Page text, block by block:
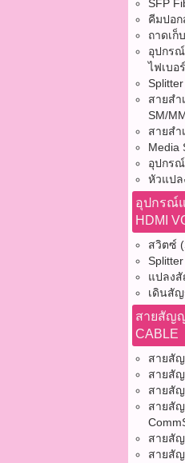
SFP
คีมปอก
ถาดเก็
อุปกร
ไฟเบอ
สายสำ
SM/
สายสำ
Media
อุปกร
หัวแปล
อุปกรณ์
HDMI
สวิตซ์
แปลง
เดินสั
สายสัญ
CABLE
สายสัญ
สายสั
สายสั
สายสั
สายสั
สายสั